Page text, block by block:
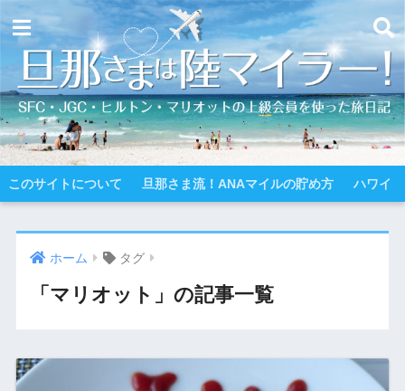
このサイトについて 旦那さま流！ANAマイルの貯め方 ハワイ
ホーム タグ
「マリオット」の記事一覧